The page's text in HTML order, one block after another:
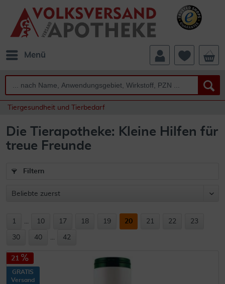
Menü
Tiergesundheit und Tierbedarf
Die Tierapotheke: Kleine Hilfen für
treue Freunde
Filtern
1 ... 10 17 18 19 20 21 22 23
30 40 ... 42
21
GRATIS
Versand